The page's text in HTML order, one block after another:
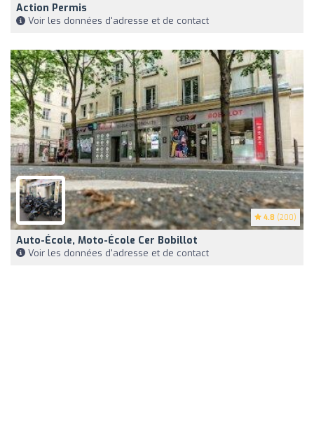
Action Permis
Voir les données d'adresse et de contact
4.8 (200)
Auto-École, Moto-École Cer Bobillot
Voir les données d'adresse et de contact